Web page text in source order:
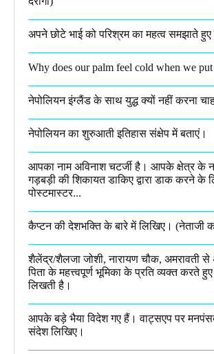
अपने छोटे भाई को परिश्रम का महत्व समझाते हुए
Why does our palm feel cold when we put
नेपोलियन इंग्लैंड के साथ युद्ध क्यों नहीं करना
नेपोलियन का शुरुआती इतिहास संक्षेप में बताएं।
आपका नाम अविनाश चटर्जी है। आपके क्षेत्र के
गड़बड़ी की शिकायत डाकिए द्वारा डाक करने के
पोस्टमास्टर...
कैप्टन की देशभक्ति के बारे में लिखिए।​ (नेताजी
शैलेंद्र/शैलजा जोशी, नारायण चौक, अमरावती
पिता के महत्त्वपूर्ण भूमिका के प्रति व्यक्त करते
लिखती है।​
आपके बड़े भैया विदेश गए हैं। वाट्सएप पर
संदेश लिखिए।